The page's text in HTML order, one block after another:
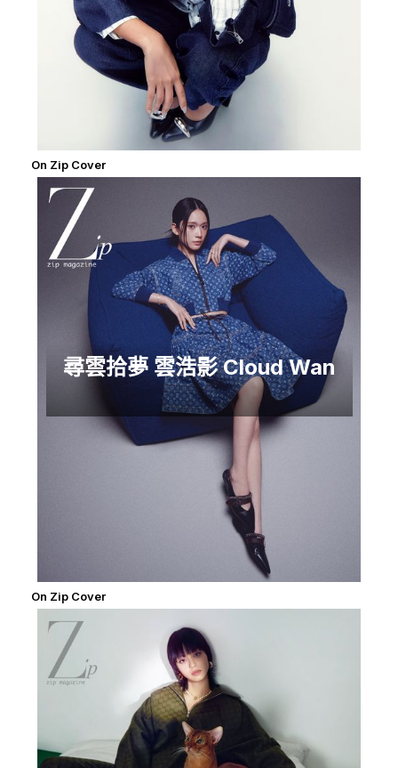
On Zip Cover
尋雲拾夢 雲浩影 Cloud Wan
On Zip Cover